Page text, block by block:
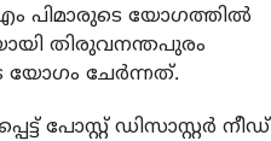
പിമാരുടെ യോഗത്തില്‍
തിരുവനന്തപുരം
യോഗം ചേർന്നത്.
പോസ്റ്റ് ഡിസാസ്റ്റർ നീഡ്